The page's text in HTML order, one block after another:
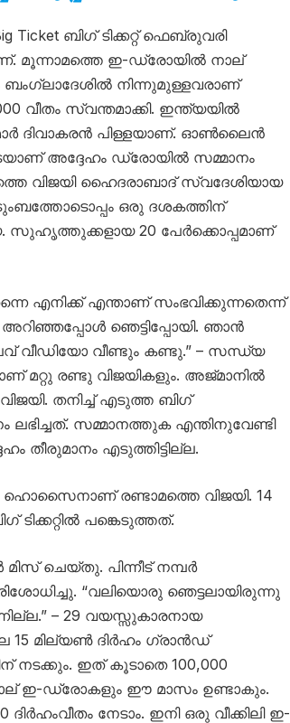
Ticket ബിഗ് ടിക്കറ്റ് ഫെബ്രുവരി
മൂന്നാമത്തെ ഇ-ഡ്രോയിൽ നാല്
ബംഗ്ലാദേശിൽ നിന്നുമുള്ളവരാണ്
വീതം സ്വന്തമാക്കി. ഇന്ത്യയിൽ
ദിവാകരൻ പിള്ളയാണ്. ഓൺലൈൻ
അദ്ദേഹം ഡ്രോയിൽ സമ്മാനം
വിജയി ഹൈദരാബാദ് സ്വദേശിയായ
ഒരു ദശകത്തിന്
സുഹൃത്തുക്കളായ 20 പേർക്കൊപ്പമാണ്
എനിക്ക് എന്താണ് സംഭവിക്കുന്നതെന്ന്
ഞെട്ടിപ്പോയി. ഞാൻ
വീഡിയോ വീണ്ടും കണ്ടു.” – സന്ധ്യ
മറ്റു രണ്ടു വിജയികളും. അജ്മാനിൽ
തനിച്ച് എടുത്ത ബിഗ്
ലഭിച്ചത്. സമ്മാനത്തുക എന്തിനുവേണ്ടി
തീരുമാനം എടുത്തിട്ടില്ല.
ഹൊസൈനാണ് രണ്ടാമത്തെ വിജയി. 14
പങ്കെടുത്തത്.
ചെയ്തു. പിന്നീട് നമ്പർ
“വലിയൊരു ഞെട്ടലായിരുന്നു
– 29 വയസ്സുകാരനായ
മില്യൺ ദിർഹം ഗ്രാൻഡ്
നടക്കും. ഇത് കൂടാതെ 100,000
ഇ-ഡ്രോകളും ഈ മാസം ഉണ്ടാകും.
നേടാം. ഇനി ഒരു വീക്കിലി ഇ-